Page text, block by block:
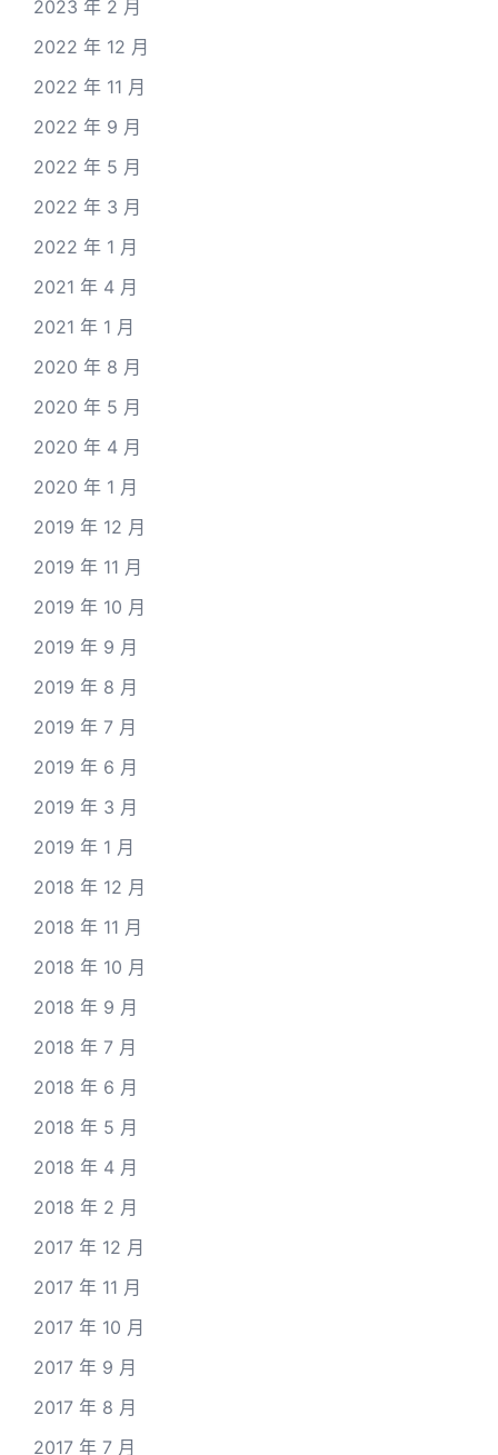
2023 年 2 月
2022 年 12 月
2022 年 11 月
2022 年 9 月
2022 年 5 月
2022 年 3 月
2022 年 1 月
2021 年 4 月
2021 年 1 月
2020 年 8 月
2020 年 5 月
2020 年 4 月
2020 年 1 月
2019 年 12 月
2019 年 11 月
2019 年 10 月
2019 年 9 月
2019 年 8 月
2019 年 7 月
2019 年 6 月
2019 年 3 月
2019 年 1 月
2018 年 12 月
2018 年 11 月
2018 年 10 月
2018 年 9 月
2018 年 7 月
2018 年 6 月
2018 年 5 月
2018 年 4 月
2018 年 2 月
2017 年 12 月
2017 年 11 月
2017 年 10 月
2017 年 9 月
2017 年 8 月
2017 年 7 月